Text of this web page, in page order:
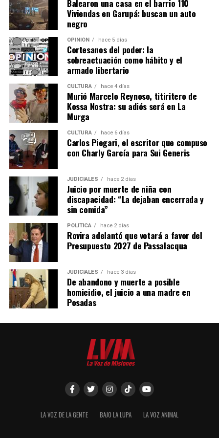
Ver esta publicación en Instagram
“La Patria no se vende”, dice el video que publicó por su
se cuentan detalles como la venta de tierras
incendiadas, algo que se permitiría si avanza el proyecto
Balearon una casa en el barrio 110
Viviendas en Garupá: buscan un auto
negro
OPINIÓN hace 5 días
Cortesanos del poder: la
sobreactuación como hábito y el
armado libertario
CULTURA hace 4 días
Murió Marcelo Reynoso, titiritero de
Kossa Nostra: su adiós será en La
Murga
CULTURA hace 6 días
Carlos Piegari, el escritor que compuso
con Charly García para Sui Generis
JUDICIALES hace 2 días
Juicio por muerte de niña con
discapacidad: “La dejaban encerrada y
sin comida”
POLÍTICA hace 2 días
Rovira adelantó que votará a favor del
Presupuesto 2027 de Passalacqua
JUDICIALES hace 3 días
De abandono y muerte a posible
homicidio, el juicio a una madre en
Posadas
LA VOZ DE LA GENTE BAJO LA LUPA LA VOZ ANIMAL